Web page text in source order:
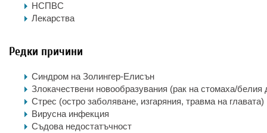
НСПВС
Лекарства
Редки причини
Синдром на Золингер-Елисън
Злокачествени новообразувания (рак на стомаха/
Стрес (остро заболяване, изгаряния, травма на главата)
Вирусна инфекция
Съдова недостатъчност